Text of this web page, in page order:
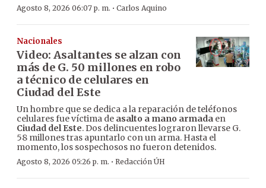
Agosto 8, 2026 06:07 p. m. · Carlos Aquino
Nacionales
Video: Asaltantes se alzan con
más de G. 50 millones en robo
a técnico de celulares en
Ciudad del Este
Un hombre que se dedica a la reparación de teléfonos
celulares fue víctima de asalto a mano armada en
Ciudad del Este. Dos delincuentes lograron llevarse G.
58 millones tras apuntarlo con un arma. Hasta el
momento, los sospechosos no fueron detenidos.
Agosto 8, 2026 05:26 p. m. · Redacción ÚH